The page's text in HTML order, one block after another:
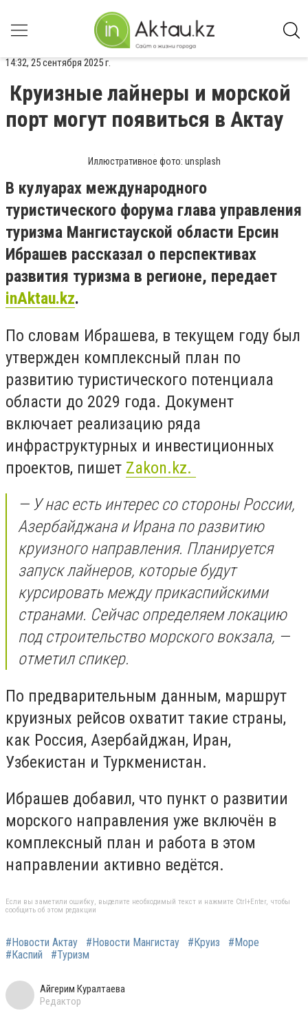
14:32, 25 сентября 2025 г.
Круизные лайнеры и морской
порт могут появиться в Актау
Иллюстративное фото: unsplash
В кулуарах международного
туристического форума глава управления
туризма Мангистауской области Ерсин
Ибрашев рассказал о перспективах
развития туризма в регионе, передает
inAktau.kz.
По словам Ибрашева, в текущем году был
утвержден комплексный план по
развитию туристического потенциала
области до 2029 года. Документ
включает реализацию ряда
инфраструктурных и инвестиционных
проектов, пишет Zakon.kz.
— У нас есть интерес со стороны России,
Азербайджана и Ирана по развитию
круизного направления. Планируется
запуск лайнеров, которые будут
курсировать между прикаспийскими
странами. Сейчас определяем локацию
под строительство морского вокзала, —
отметил спикер.
По предварительным данным, маршрут
круизных рейсов охватит такие страны,
как Россия, Азербайджан, Иран,
Узбекистан и Туркменистан.
Ибрашев добавил, что пункт о развитии
морского направления уже включён в
комплексный план и работа в этом
направлении активно ведётся.
Если вы заметили ошибку, выделите необходимый текст и нажмите Ctrl+Enter, чтобы
сообщить об этом редакции
#Новости Актау #Новости Мангистау #Круиз
#Море
#Каспий
#Туризм
Айгерим Куралтаева
Редактор